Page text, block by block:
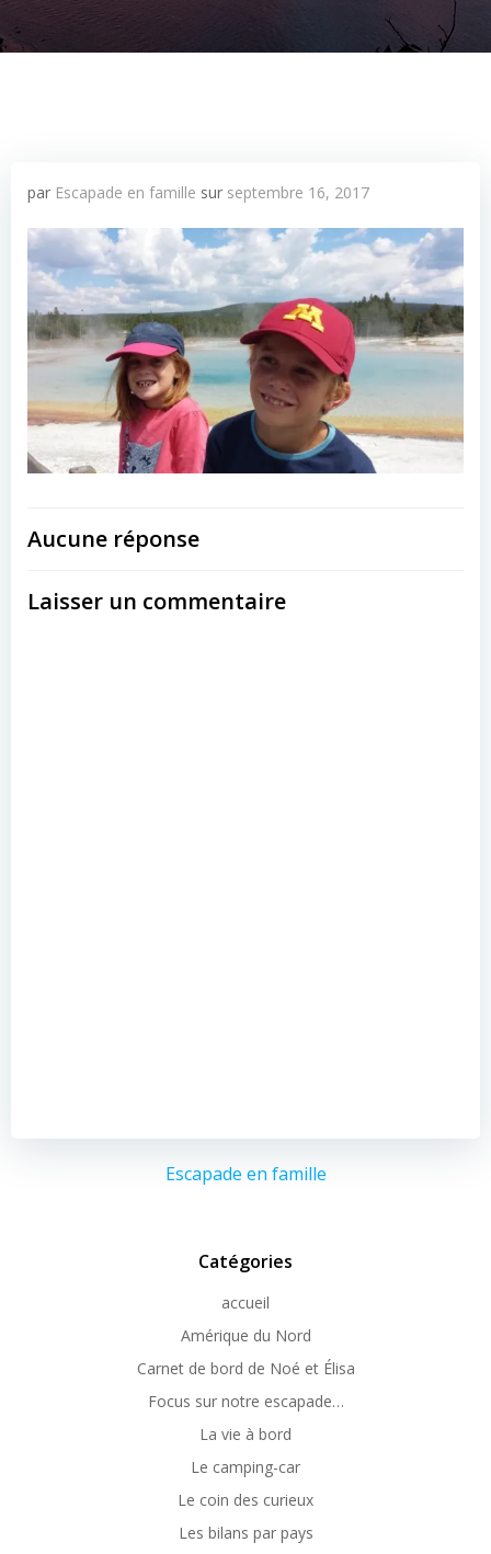
par Escapade en famille sur septembre 16, 2017
Aucune réponse
Laisser un commentaire
Escapade en famille
Catégories
accueil
Amérique du Nord
Carnet de bord de Noé et Élisa
Focus sur notre escapade…
La vie à bord
Le camping-car
Le coin des curieux
Les bilans par pays